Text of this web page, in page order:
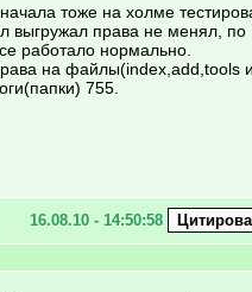
тоже на холме
выгружал права не менял, по
работало нормально.
на файлы(index,add,tools
755.
16.08.10 - 14:50:58